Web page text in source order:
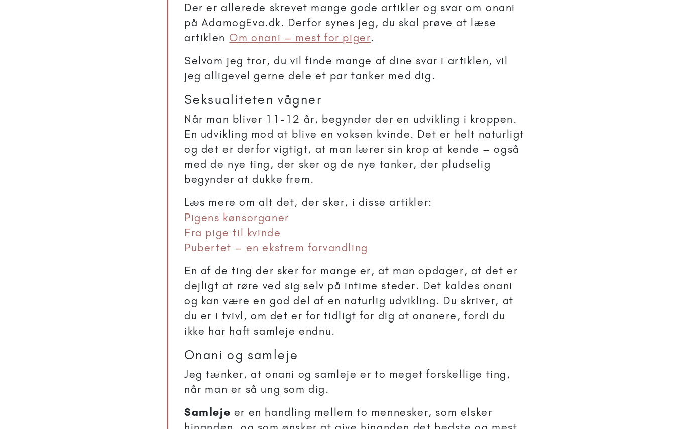
Der er allerede skrevet mange gode artikler og svar om onani
på AdamogEva.dk. Derfor synes jeg, du skal prøve at læse
artiklen Om onani – mest for piger.
Selvom jeg tror, du vil finde mange af dine svar i artiklen, vil
jeg alligevel gerne dele et par tanker med dig.
Seksualiteten vågner
Når man bliver 11-12 år, begynder der en udvikling i kroppen.
En udvikling mod at blive en voksen kvinde. Det er helt naturligt
og det er derfor vigtigt, at man lærer sin krop at kende – også
med de nye ting, der sker og de nye tanker, der pludselig
begynder at dukke frem.
Læs mere om alt det, der sker, i disse artikler:
Pigens kønsorganer
Fra pige til kvinde
Pubertet – en ekstrem forvandling
En af de ting der sker for mange er, at man opdager, at det er
dejligt at røre ved sig selv på intime steder. Det kaldes onani
og kan være en god del af en naturlig udvikling. Du skriver, at
du er i tvivl, om det er for tidligt for dig at onanere, fordi du
ikke har haft samleje endnu.
Onani og samleje
Jeg tænker, at onani og samleje er to meget forskellige ting,
når man er så ung som dig.
Samleje er en handling mellem to mennesker, som elsker